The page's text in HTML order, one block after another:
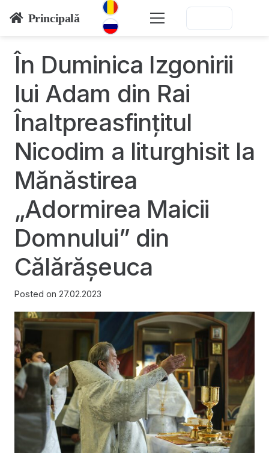
Principală
În Duminica Izgonirii
lui Adam din Rai
Înaltpreasfințitul
Nicodim a liturghisit la
Mănăstirea
„Adormirea Maicii
Domnului” din
Călărășeuca
Posted on 27.02.2023